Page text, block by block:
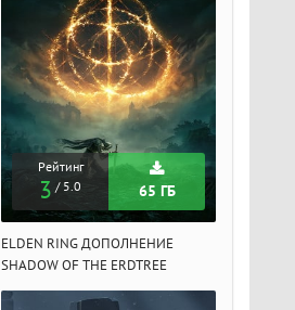
Рейтинг
3 / 5.0 65 ГБ
ELDEN RING ДОПОЛНЕНИЕ
SHADOW OF THE ERDTREE